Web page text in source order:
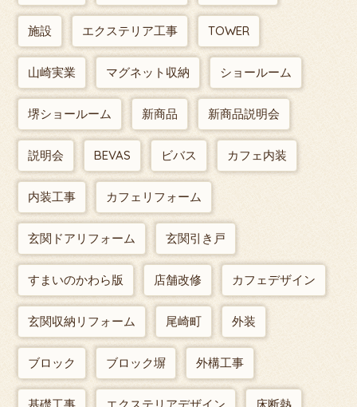
施設 エクステリア工事 TOWER
山崎実業 マグネット収納 ショールーム
堺ショールーム 新商品 新商品説明会
説明会 BEVAS ビバス カフェ内装
内装工事 カフェリフォーム
玄関ドアリフォーム 玄関引き戸
すまいのかわら版 店舗改修 カフェデザイン
玄関収納リフォーム 尾崎町 外装
ブロック ブロック塀 外構工事